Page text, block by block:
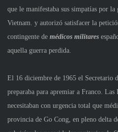
que le manifestaba sus simpatías por
Vietnam. y autorizó satisfacer la
contingente de médicos militares
aquella guerra perdida.
El 16 diciembre de 1965 el Secretario
preparaba para apremiar a Franco.
necesitaban con urgencia total que
provincia de Go Cong, en pleno delta